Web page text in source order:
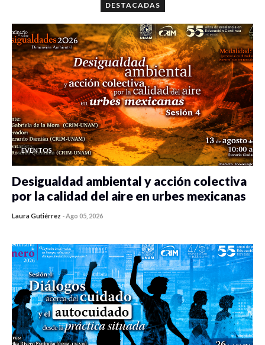
DESTACADAS
EVENTOS
Desigualdad ambiental y acción colectiva
por la calidad del aire en urbes mexicanas
Laura Gutiérrez -Ago 05, 2026